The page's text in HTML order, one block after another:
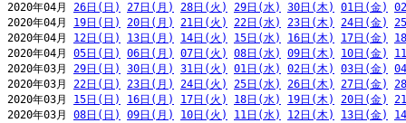
2020年04月 26日(日) 27日(月) 28日(火) 29日(水) 30日(木) 01日(金)
2020年04月 19日(日) 20日(月) 21日(火) 22日(水) 23日(木) 24日(金)
2020年04月 12日(日) 13日(月) 14日(火) 15日(水) 16日(木) 17日(金)
2020年04月 05日(日) 06日(月) 07日(火) 08日(水) 09日(木) 10日(金)
2020年03月 29日(日) 30日(月) 31日(火) 01日(水) 02日(木) 03日(金)
2020年03月 22日(日) 23日(月) 24日(火) 25日(水) 26日(木) 27日(金)
2020年03月 15日(日) 16日(月) 17日(火) 18日(水) 19日(木) 20日(金)
2020年03月 08日(日) 09日(月) 10日(火) 11日(水) 12日(木) 13日(金)